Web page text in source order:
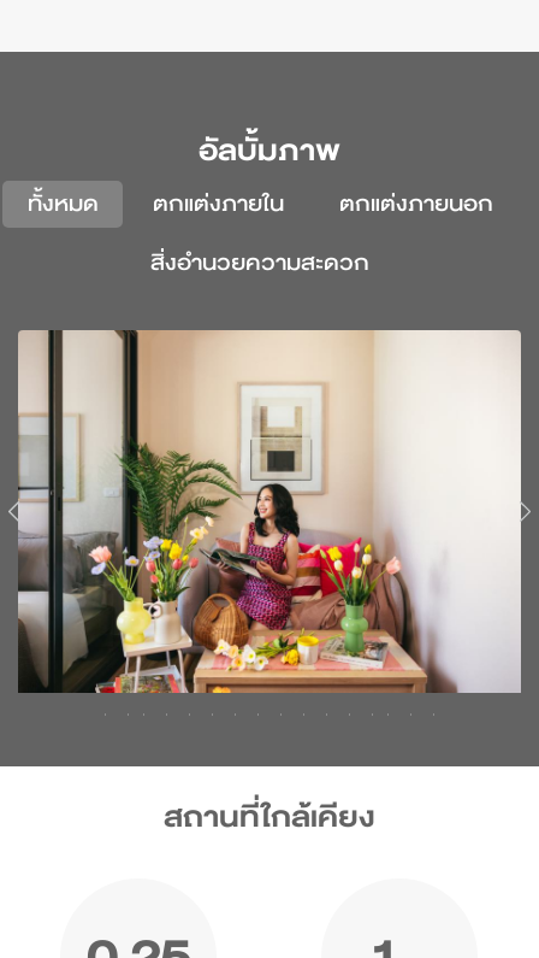
อัลบั้มภาพ
ทั้งหมด ตกแต่งภายใน
ตกแต่งภายนอก
สิ่งอำนวยความสะดวก
Previous
สถานที่ใกล้เคียง